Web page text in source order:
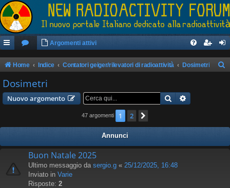
Argomenti attivi
Home Indice Contatori geiger/rilevatori di radioattività Dosimetri
Dosimetri
Nuovo argomento Cerca
47 argomenti 1 2
Annunci
Buon Natale 2025
Ultimo messaggio da sergio.g « 25/12/2025, 16:48
Inviato in Varie
Risposte: 2